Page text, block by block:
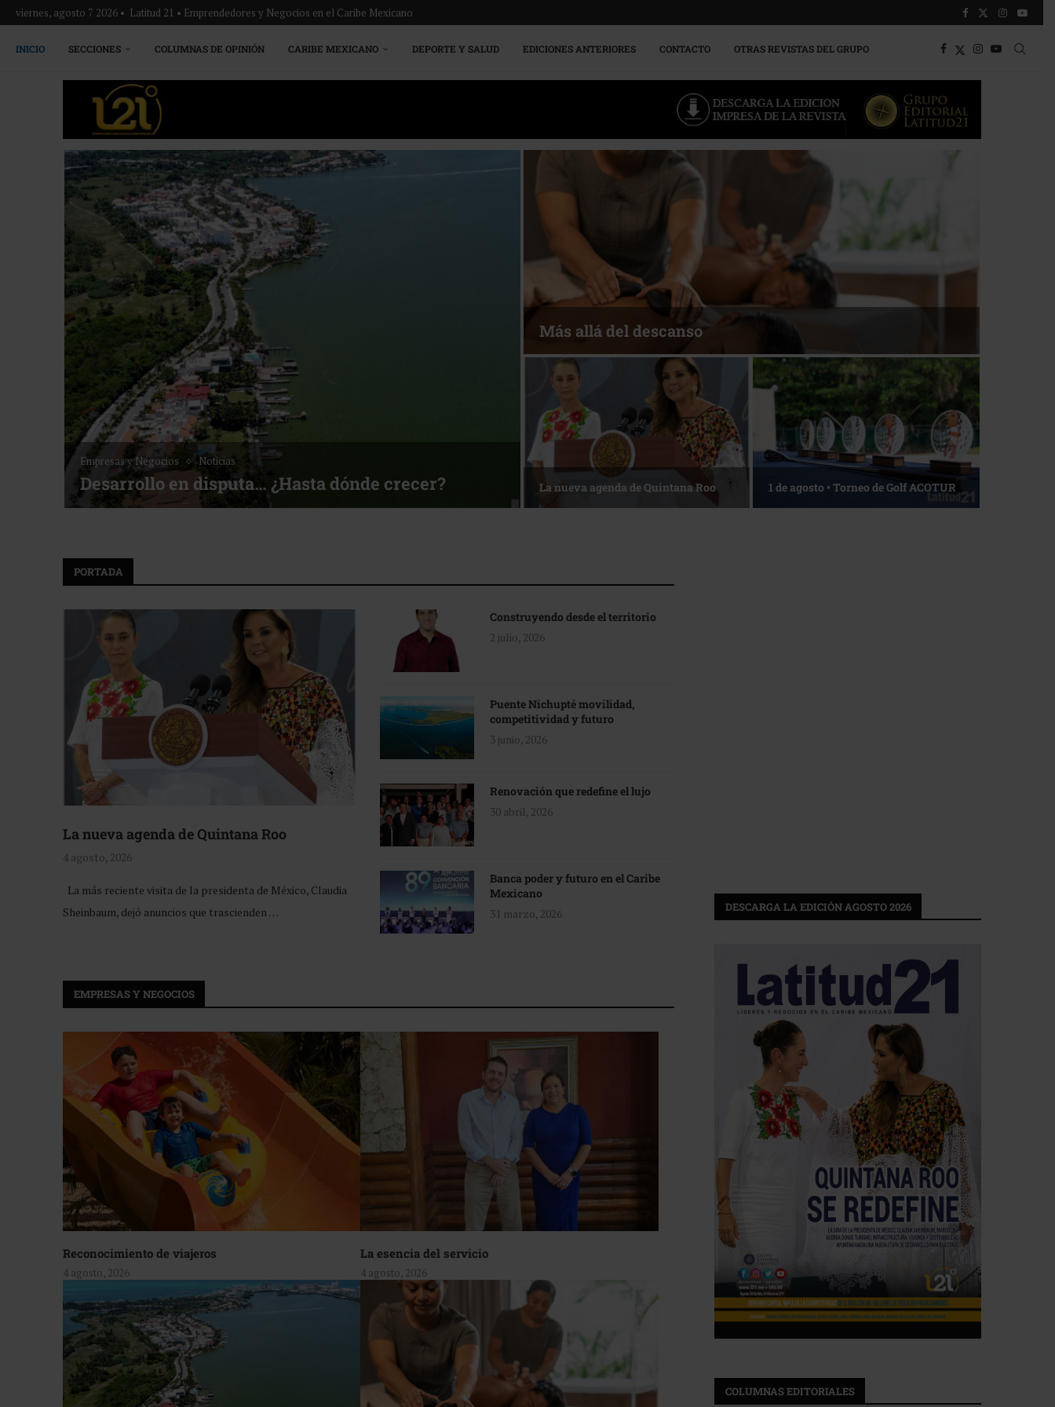
viernes, agosto 7 2026 • Latitud 21 • Emprendedores y Negocios en el Caribe Mexicano
INICIO SECCIONES COLUMNAS DE OPINIÓN CARIBE MEXICANO DEPORTE Y SALUD EDICIONES ANTERIORES CONTACTO OTRAS REVISTAS DEL GRUPO
Empresas y Negocios Noticias
Desarrollo en disputa… ¿Hasta dónde crecer?
Más allá del descanso
La nueva agenda de Quintana Roo 1 de agosto • Torneo de Golf ACOTUR
PORTADA
La nueva agenda de Quintana Roo
4 agosto, 2026
La más reciente visita de la presidenta de México, Claudia
Sheinbaum, dejó anuncios que trascienden …
Construyendo desde el territorio
2 julio, 2026
Puente Nichupté movilidad,
competitividad y futuro
3 junio, 2026
Renovación que redefine el lujo
30 abril, 2026
Banca poder y futuro en el Caribe
Mexicano
31 marzo, 2026
EMPRESAS Y NEGOCIOS
Reconocimiento de viajeros
4 agosto, 2026
La esencia del servicio
4 agosto, 2026
DESCARGA LA EDICIÓN AGOSTO 2026
COLUMNAS EDITORIALES